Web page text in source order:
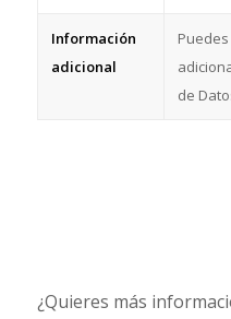
Información
adicional
de
¿Quieres más